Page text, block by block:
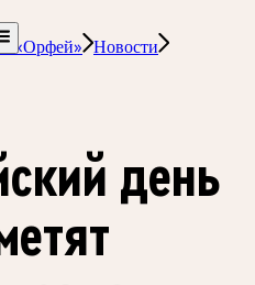
«Орфей» Новости
день